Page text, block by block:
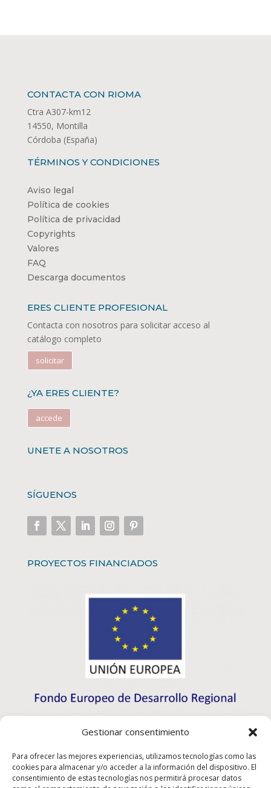
Gestionar consentimiento
Para ofrecer las mejores experiencias, utilizamos tecnologías como las
cookies para almacenar y/o acceder a la información del dispositivo. El
consentimiento de estas tecnologías nos permitirá procesar datos
CONTACTA CON RIOMA
Ctra A307-km12
14550, Montilla
Córdoba (España)
TÉRMINOS Y CONDICIONES
Aviso legal
Política de cookies
Política de privacidad
Copyrights
Valores
FAQ
Descarga documentos
ERES CLIENTE PROFESIONAL
Contacta con nosotros para solicitar acceso al
catálogo completo
solicitar
¿YA ERES CLIENTE?
accede
UNETE A NOSOTROS
SÍGUENOS
PROYECTOS FINANCIADOS